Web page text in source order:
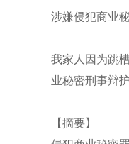
涉嫌侵犯商业
我家人因为跳
业秘密刑事辩
【摘要】